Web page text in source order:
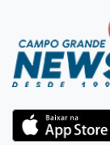
Ele
na piscina
É só abrir
até